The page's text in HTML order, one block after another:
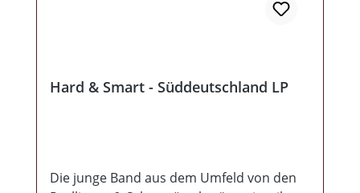
Hard & Smart - Süddeutschland LP
Die junge Band aus dem Umfeld von den